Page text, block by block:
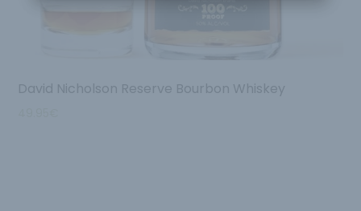
David Nicholson Reserve Bourbon Whiskey